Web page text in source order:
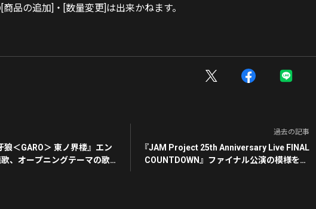
品の追加]・[数量変更]は出来かねます。
狼＜GARO＞ 東ノ界楼』エン
、オープニングテーマの歌唱
過去の記事
『JAM Project 25th Anniversary Live FINAL
COUNTDOWN』ファイナル公演の模様をU-